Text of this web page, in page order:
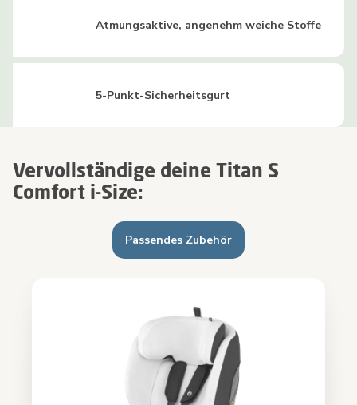
Atmungsaktive, angenehm weiche Stoffe
5-Punkt-Sicherheitsgurt
Vervollständige deine Titan S
Comfort i-Size:
Passendes Zubehör